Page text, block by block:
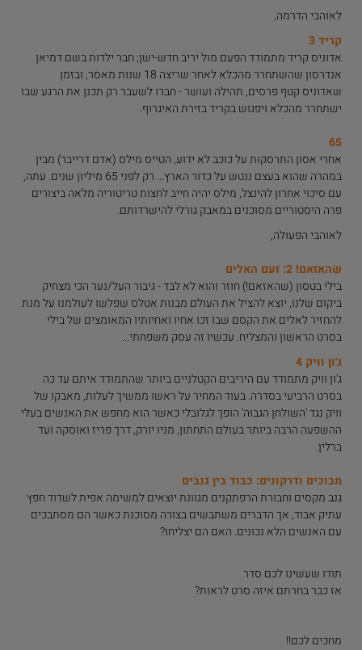
לאוהבי הדרמה,
קריד 3
אדוניס קריד מתמודד הפעם מול יריב חדש-ישן; חבר ילדות בשם דמיאן
אנדרסון שהשתחרר מהכלא לאחר שריצה 18 שנות מאסר, ובזמן
שאדוניס קטף פרסים, תהילה ועושר - חברו לשעבר רק תכנן את הרגע שבו
ישתחרר מהכלא ויפגוש בקריד בזירת האיגרוף.
65
אחרי אסון התרסקות על כוכב לא ידוע, הטייס מילס (אדם דרייבר) מבין
במהרה שהוא בעצם ננטש על כדור הארץ... רק לפני 65 מיליון שנים. עתה,
עם סיכוי אחרון להינצל, מילס יהיה חייב לחצות טריטוריה מלאה ביצורים
פרה היסטוריים מסוכנים במאבק גורלי להישרדותם.
לאוהבי הפעולה,
שהאזאם! 2: זעם האלים
בילי בטסון (שהאזאם!) חוזר והוא לא לבד - גיבור העל/נער הכי מצחיק
ביקום שלנו, יוצא להציל את העולם מבנות אטלס שפלשו לעולמנו על מנת
להחזיר לאלים את הקסם שבו זכו אחיו ואחיותיו המאומצים של בילי
בסרט הראשון והמצליח. עכשיו זה עסק משפחתי...
ג'ון וויק 4
ג'ון וויק מתמודד עם היריבים הקטלניים ביותר שהתמודד איתם עד כה
בסרט הרביעי בסדרה. בעוד המחיר על ראשו ממשיך לעלות, מאבקו של
וויק נגד 'השולחן הגבוה' הופך לגלובלי כאשר הוא מחפש את האנשים בעלי
ההשפעה הרבה ביותר בעולם התחתון, מניו יורק, דרך פריז ואוסקה ועד
ברלין.
מבוכים ודרקונים: כבוד בין גנבים
גנב מקסים וחבורת הרפתקנים מגוונת יוצאים למשימה אפית לשדוד חפץ
עתיק אבוד, אך הדברים משתבשים בצורה מסוכנת כאשר הם מסתבכים
עם האנשים הלא נכונים. האם הם יצליחו?
תודו שעשינו לכם סדר
אז כבר בחרתם איזה סרט לראות?
מחכים לכם!!